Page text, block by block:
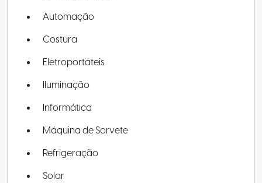
Automação
Costura
Eletroportáteis
Iluminação
Informática
Máquina de Sorvete
Refrigeração
Solar